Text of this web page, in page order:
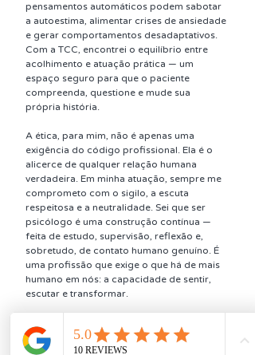
pensamentos automáticos podem sabotar
a autoestima, alimentar crises de ansiedade
e gerar comportamentos desadaptativos.
Com a TCC, encontrei o equilíbrio entre
acolhimento e atuação prática — um
espaço seguro para que o paciente
compreenda, questione e mude sua
própria história.
​A ética, para mim, não é apenas uma
exigência do código profissional. Ela é o
alicerce de qualquer relação humana
verdadeira. Em minha atuação, sempre me
comprometo com o sigilo, a escuta
respeitosa e a neutralidade. Sei que ser
psicólogo é uma construção contínua —
feita de estudo, supervisão, reflexão e,
sobretudo, de contato humano genuíno. É
uma profissão que exige o que há de mais
humano em nós: a capacidade de sentir,
escutar e transformar.
* Ética e empatia: o sigilo e acolhimento
são alicerces do meu trabalho